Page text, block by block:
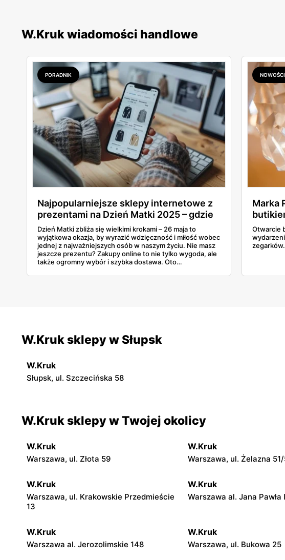
W.Kruk wiadomości handlowe
PORADNIK
Najpopularniejsze sklepy internetowe z
prezentami na Dzień Matki 2025 – gdzie
znaleźć idealny upominek online?
Dzień Matki zbliża się wielkimi krokami – 26 maja to
wyjątkowa okazja, by wyrazić wdzięczność i miłość wobec
jednej z najważniejszych osób w naszym życiu. Nie masz
jeszcze prezentu? Zakupy online to nie tylko wygoda, ale
także ogromny wybór i szybka dostawa. Oto
Dzień Mamy, w których na pewno znajdziesz coś
NOWOŚCI
Marka
Otwarcie
zegarków.
W.Kruk sklepy w Słupsk
W.Kruk
Słupsk, ul. Szczecińska 58
W.Kruk sklepy w Twojej okolicy
W.Kruk
Warszawa, ul. Złota 59
W.Kruk
Warszawa, ul. Żelazna
W.Kruk
Warszawa, ul. Krakowskie Przedmieście
13
W.Kruk
Warszawa al. Jana Pawła
W.Kruk
Warszawa al. Jerozolimskie 148
W.Kruk
Warszawa, ul. Bukowa 25